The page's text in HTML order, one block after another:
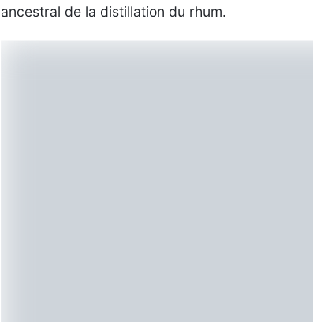
ancestral de la distillation du rhum.